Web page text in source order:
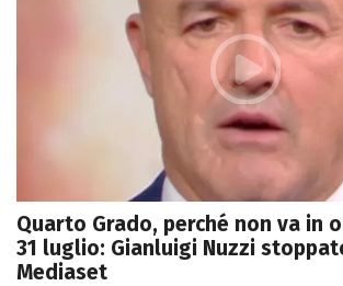
Quarto Grado, perché non va in
31 luglio: Gianluigi Nuzzi
Mediaset